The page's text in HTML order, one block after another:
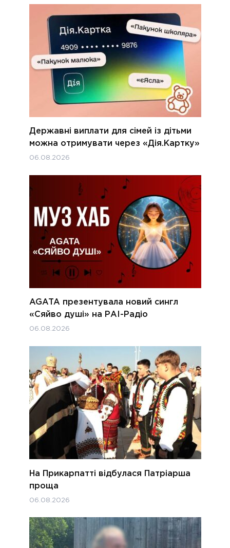
Державні виплати для сімей із дітьми
можна отримувати через «Дія.Картку»
06.08.2026
AGATA презентувала новий сингл
«Сяйво душі» на РАІ-Радіо
06.08.2026
На Прикарпатті відбулася Патріарша
проща
06.08.2026